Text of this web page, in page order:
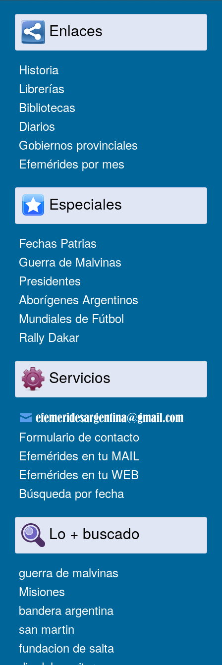
Enlaces
Historia
Librerías
Bibliotecas
Diarios
Gobiernos provinciales
Efemérides por mes
Especiales
Fechas Patrias
Guerra de Malvinas
Presidentes
Aborígenes Argentinos
Mundiales de Fútbol
Rally Dakar
Servicios
Formulario de contacto
Efemérides en tu MAIL
Efemérides en tu WEB
Búsqueda por fecha
Lo + buscado
guerra de malvinas
Misiones
bandera argentina
san martin
fundacion de salta